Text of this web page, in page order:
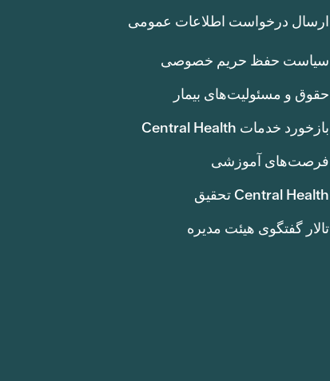
ارسال درخواست اطلاعات عمومی
سیاست حفظ حریم خصوصی
حقوق و مسئولیت‌های بیمار
بازخورد خدمات Central Health
فرصت‌های آموزشی
Central Health تحقیق
تالار گفتگوی هیئت مدیره